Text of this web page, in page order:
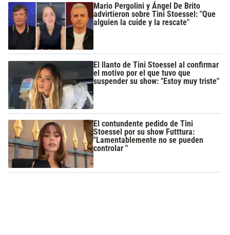
Mario Pergolini y Ángel De Brito
advirtieron sobre Tini Stoessel: "Que
alguien la cuide y la rescate"
El llanto de Tini Stoessel al confirmar
el motivo por el que tuvo que
suspender su show: "Estoy muy triste"
El contundente pedido de Tini
Stoessel por su show Futttura:
"Lamentablemente no se pueden
controlar "